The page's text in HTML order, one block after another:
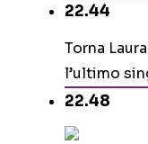
22.44
Torna
l’ultimo
22.48